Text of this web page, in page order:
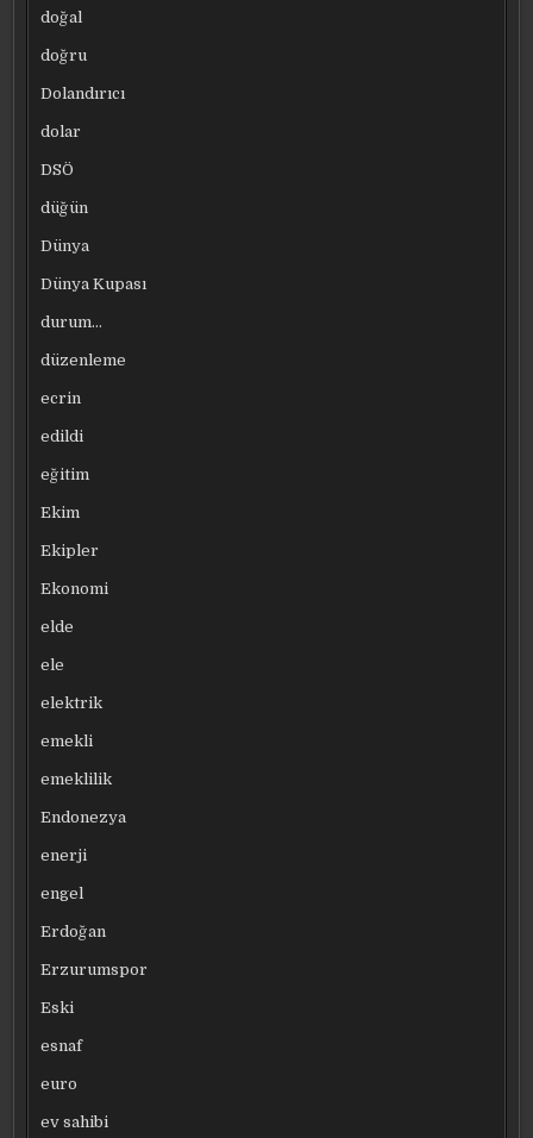
doğal
doğru
Dolandırıcı
dolar
DSÖ
düğün
Dünya
Dünya Kupası
durum…
düzenleme
ecrin
edildi
eğitim
Ekim
Ekipler
Ekonomi
elde
ele
elektrik
emekli
emeklilik
Endonezya
enerji
engel
Erdoğan
Erzurumspor
Eski
esnaf
euro
ev sahibi